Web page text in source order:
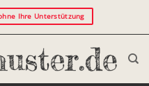
Ihre Unterstützung